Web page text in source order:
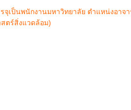
จุเป็นพนักงานมหาวิทยาลัย ตำแหน่งอา
ตร์สิ่งแวดล้อม)